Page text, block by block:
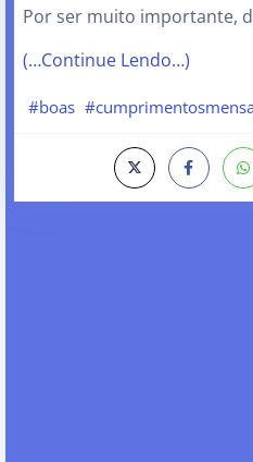
Por ser muito importante,
(…Continue Lendo…)
#boas